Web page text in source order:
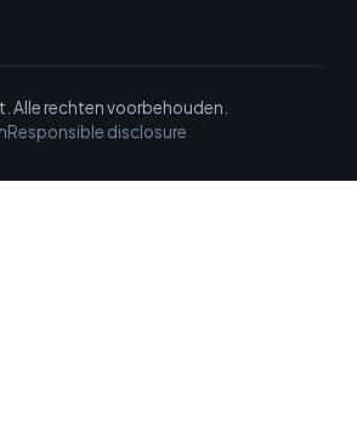
Alle rechten voorbehouden.
Responsible disclosure